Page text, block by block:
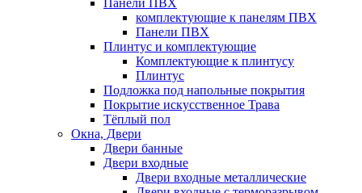
Панели ПВХ
комплектующие к панелям ПВХ
Панели ПВХ
Плинтус и комплектующие
Комплектующие к плинтусу
Плинтус
Подложка под напольные покрытия
Покрытие искусственное Трава
Тёплый пол
Окна, Двери
Двери банные
Двери входные
Двери входные металлические